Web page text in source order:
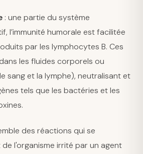
: une partie du système
l’immunité humorale est facilitée
par les lymphocytes B. Ces
les fluides corporels ou
sang et la lymphe), neutralisant et
tels que les bactéries et les
des réactions qui se
l'organisme irrité par un agent